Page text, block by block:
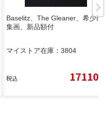
Baselitz、The Gleaner、希少画
集画、新品額付
マイストア在庫： 3804
税込 17110